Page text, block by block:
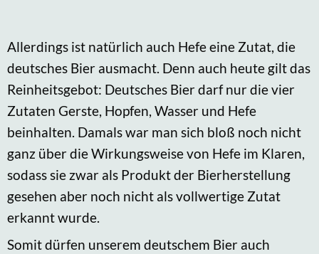
Allerdings ist natürlich auch Hefe eine Zutat, die
deutsches Bier ausmacht. Denn auch heute gilt das
Reinheitsgebot: Deutsches Bier darf nur die vier
Zutaten Gerste, Hopfen, Wasser und Hefe
beinhalten. Damals war man sich bloß noch nicht
ganz über die Wirkungsweise von Hefe im Klaren,
sodass sie zwar als Produkt der Bierherstellung
gesehen aber noch nicht als vollwertige Zutat
erkannt wurde.
Somit dürfen unserem deutschem Bier auch